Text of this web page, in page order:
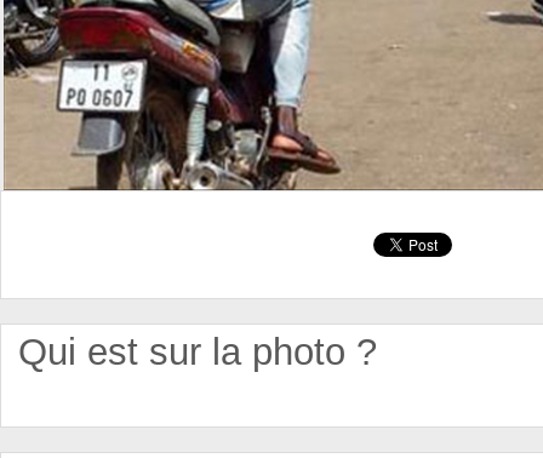
Qui est sur la photo ?